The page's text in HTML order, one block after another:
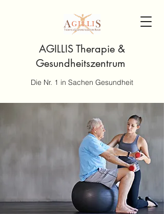
AGILLIS Therapie &
Gesundheitszentrum
Die Nr. 1 in Sachen Gesundheit